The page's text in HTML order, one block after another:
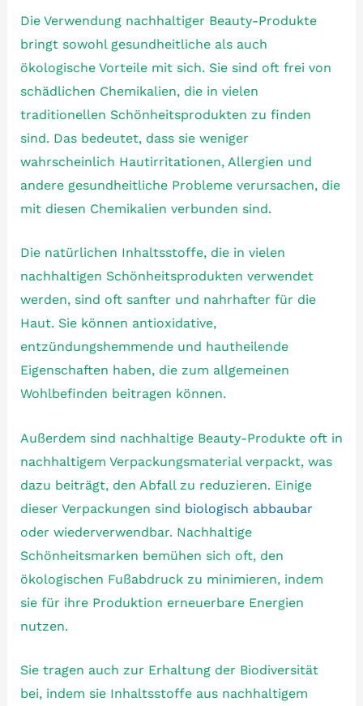
Die Verwendung nachhaltiger Beauty-Produkte
bringt sowohl gesundheitliche als auch
ökologische Vorteile mit sich. Sie sind oft frei von
schädlichen Chemikalien, die in vielen
traditionellen Schönheitsprodukten zu finden
sind. Das bedeutet, dass sie weniger
wahrscheinlich Hautirritationen, Allergien und
andere gesundheitliche Probleme verursachen, die
mit diesen Chemikalien verbunden sind.
Die natürlichen Inhaltsstoffe, die in vielen
nachhaltigen Schönheitsprodukten verwendet
werden, sind oft sanfter und nahrhafter für die
Haut. Sie können antioxidative,
entzündungshemmende und hautheilende
Eigenschaften haben, die zum allgemeinen
Wohlbefinden beitragen können.
Außerdem sind nachhaltige Beauty-Produkte oft in
nachhaltigem Verpackungsmaterial verpackt, was
dazu beiträgt, den Abfall zu reduzieren. Einige
dieser Verpackungen sind biologisch abbaubar
oder wiederverwendbar. Nachhaltige
Schönheitsmarken bemühen sich oft, den
ökologischen Fußabdruck zu minimieren, indem
sie für ihre Produktion erneuerbare Energien
nutzen.
Sie tragen auch zur Erhaltung der Biodiversität
bei, indem sie Inhaltsstoffe aus nachhaltigem